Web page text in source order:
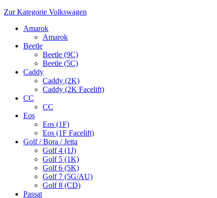
Zur Kategorie Volkswagen
Amarok
Amarok
Beetle
Beetle (9C)
Beetle (5C)
Caddy
Caddy (2K)
Caddy (2K Facelift)
CC
CC
Eos
Eos (1F)
Eos (1F Facelift)
Golf / Bora / Jetta
Golf 4 (1J)
Golf 5 (1K)
Golf 6 (5K)
Golf 7 (5G/AU)
Golf 8 (CD)
Passat